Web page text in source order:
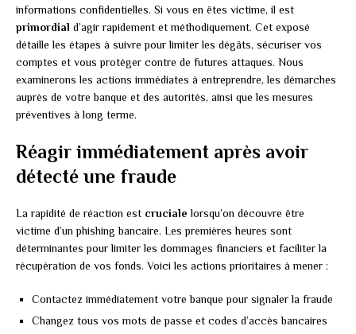
informations confidentielles. Si vous en êtes victime, il est
primordial d’agir rapidement et méthodiquement. Cet exposé
détaille les étapes à suivre pour limiter les dégâts, sécuriser vos
comptes et vous protéger contre de futures attaques. Nous
examinerons les actions immédiates à entreprendre, les démarches
auprès de votre banque et des autorités, ainsi que les mesures
préventives à long terme.
Réagir immédiatement après avoir
détecté une fraude
La rapidité de réaction est cruciale lorsqu’on découvre être
victime d’un phishing bancaire. Les premières heures sont
déterminantes pour limiter les dommages financiers et faciliter la
récupération de vos fonds. Voici les actions prioritaires à mener :
Contactez immédiatement votre banque pour signaler la fraude
Changez tous vos mots de passe et codes d’accès bancaires